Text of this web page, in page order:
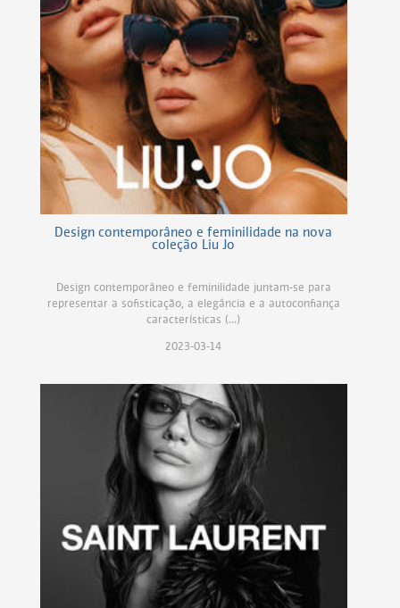
Design contemporâneo e feminilidade na nova
coleção Liu Jo
Design contemporâneo e feminilidade juntam-se para
representar a sofisticação, a elegância e a autoconfiança
características (...)
2023-03-14